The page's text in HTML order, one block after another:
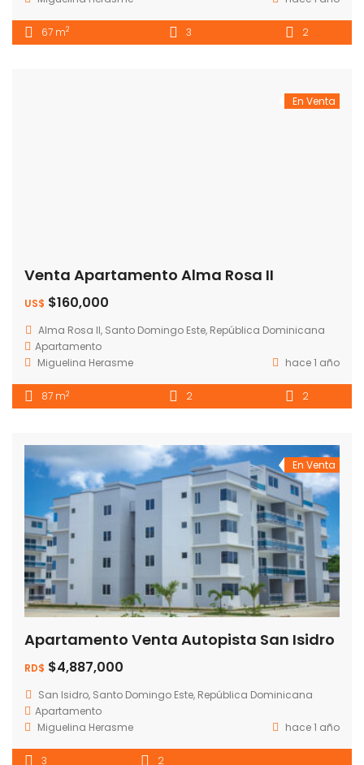
67 m2 3 2
En Venta
Venta Apartamento Alma Rosa II
US$ $160,000
Alma Rosa II, Santo Domingo Este, República Dominicana
Apartamento
Miguelina Herasme
hace 1 año
87 m2 2 2
En Venta
Apartamento Venta Autopista San Isidro
RD$ $4,887,000
San Isidro, Santo Domingo Este, República Dominicana
Apartamento
Miguelina Herasme
hace 1 año
3 2